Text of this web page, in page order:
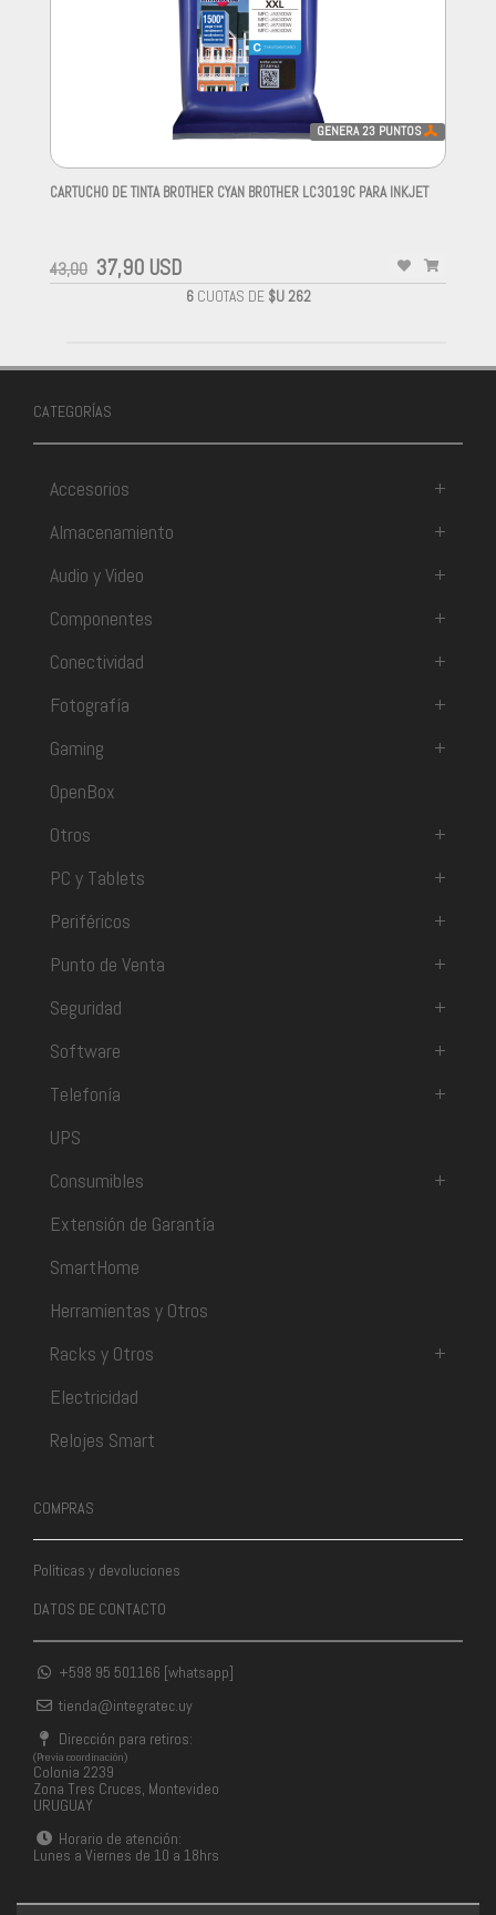
GENERA23 PUNTOS
CARTUCHO DE TINTA BROTHER CYAN BROTHER LC3019C PARA INKJET
43,00 37,90 USD
6CUOTAS DE $U 262
CATEGORÍAS
Accesorios
+
Almacenamiento
+
Audio y Video
+
Componentes
+
Conectividad
+
Fotografía
+
Gaming
+
OpenBox
Otros
+
PC y Tablets
+
Periféricos
+
Punto de Venta
+
Seguridad
+
Software
+
Telefonía
+
UPS
Consumibles
+
Extensión de Garantía
SmartHome
Herramientas y Otros
Racks y Otros
+
Electricidad
Relojes Smart
COMPRAS
Políticas y devoluciones
DATOS DE CONTACTO
+598 95 501166 [whatsapp]
tienda@integratec.uy
Dirección para retiros:
(Previa coordinación)
Colonia 2239
Zona Tres Cruces, Montevideo
URUGUAY
Horario de atención:
Lunes a Viernes de 10 a 18hrs